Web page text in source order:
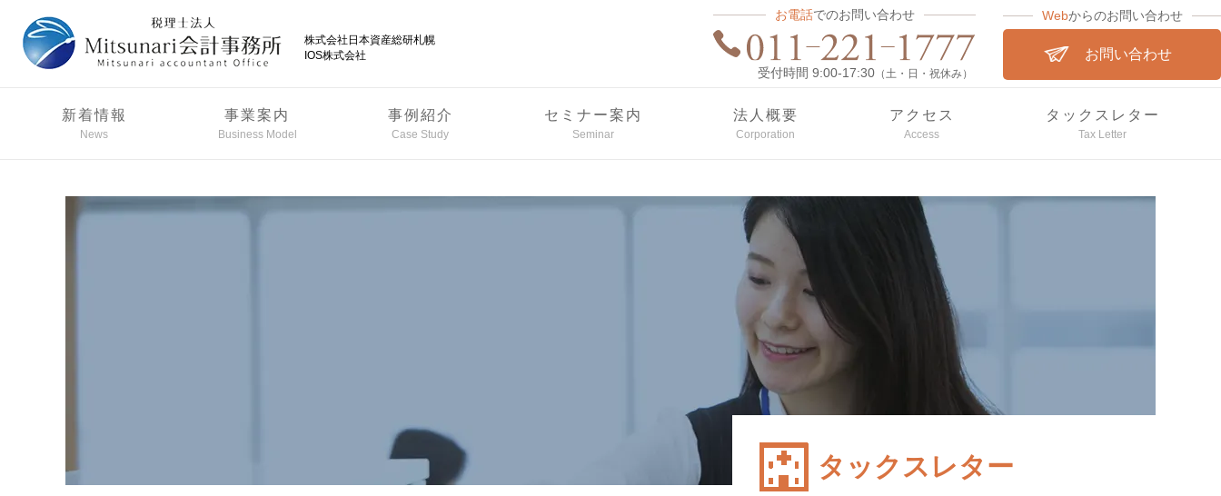
株式会社日本資産総研札幌
IOS株式会社
お電話でのお問い合わせ
受付時間 9:00-17:30 （土・日・祝休み）
Webからのお問い合わせ
お問い合わせ
新着情報
News
事業案内
Business Model
事例紹介
Case Study
セミナー案内
Seminar
法人概要
Corporation
アクセス
Access
タックスレター
Tax Letter
タックスレター